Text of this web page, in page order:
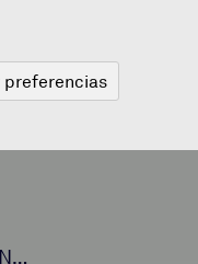
preferencias